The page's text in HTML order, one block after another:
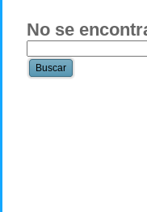
No se